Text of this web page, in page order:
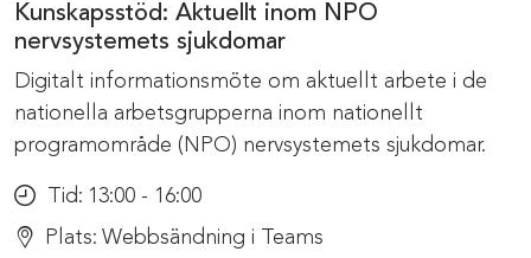
Kunskapsstöd: Aktuellt inom NPO
nervsystemets sjukdomar
Digitalt informationsmöte om aktuellt arbete i de
nationella arbetsgrupperna inom nationellt
programområde (NPO) nervsystemets sjukdomar.
Tid: 13:00 - 16:00
Plats: Webbsändning i Teams